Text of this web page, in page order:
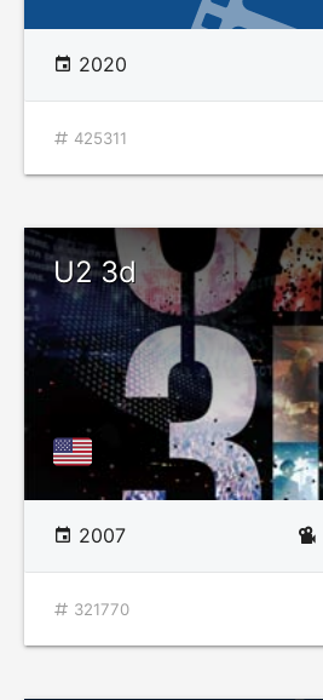
2020
425311
U2 3d
2007
321770